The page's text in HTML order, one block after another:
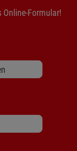
Online-Formular!